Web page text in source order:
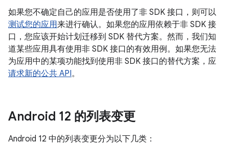
如果您不确定自己的应用是否使用了非 SDK 接口，则可以
测试您的应用来进行确认。如果您的应用依赖于非 SDK 接
口，您应该开始计划迁移到 SDK 替代方案。然而，我们知
道某些应用具有使用非 SDK 接口的有效用例。如果您无法
为应用中的某项功能找到使用非 SDK 接口的替代方案，应
请求新的公共 API。
Android 12 的列表变更
Android 12 中的列表变更分为以下几类：